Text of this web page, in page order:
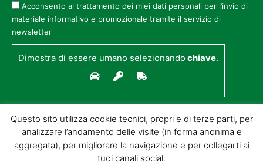
Acconsento al trattamento dei miei dati personali per l’invio di
materiale informativo e promozionale tramite il servizio di
newsletter
Dimostra di essere umano selezionandochiave.
Questo sito utilizza cookie tecnici, propri e di terze parti, per
analizzare l’andamento delle visite (in forma anonima e
aggregata), per migliorare la navigazione e per collegarti ai
tuoi canali social.